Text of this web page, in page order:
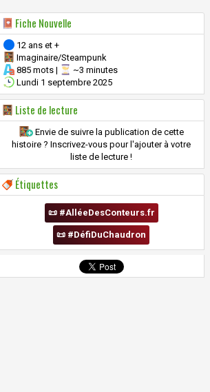
Fiche Nouvelle
12 ans et +
Imaginaire/Steampunk
885 mots |
~3 minutes
Lundi 1 septembre 2025
Liste de lecture
Envie de suivre la publication de cette
histoire ? Inscrivez-vous pour l'ajouter à votre
liste de lecture !
Étiquettes
📜 #AlléeDesConteurs.fr
📜 #DéfiDuChaudron